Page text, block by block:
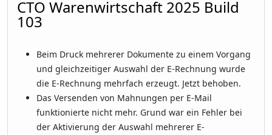
CTO Warenwirtschaft 2025 Build
103
Beim Druck mehrerer Dokumente zu einem Vorgang
und gleichzeitiger Auswahl der E-Rechnung wurde
die E-Rechnung mehrfach erzeugt. Jetzt behoben.
Das Versenden von Mahnungen per E-Mail
funktionierte nicht mehr. Grund war ein Fehler bei
der Aktivierung der Auswahl mehrerer E-